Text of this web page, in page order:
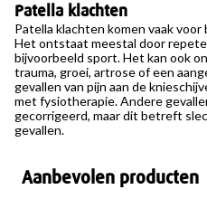
Patella klachten
Patella klachten komen vaak
Het ontstaat meestal door
bijvoorbeeld sport. Het kan ook
trauma, groei, artrose of een
gevallen van pijn aan de
met fysiotherapie. Andere
gecorrigeerd, maar dit betreft
gevallen.
Aanbevolen producten